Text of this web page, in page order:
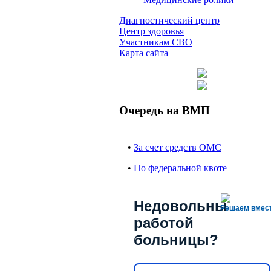
Диагностический центр
Центр здоровья
Участникам СВО
Карта сайта
Очередь на ВМП
• За счет средств ОМС
• По федеральной квоте
Решаем
Недовольны
работой
больницы?